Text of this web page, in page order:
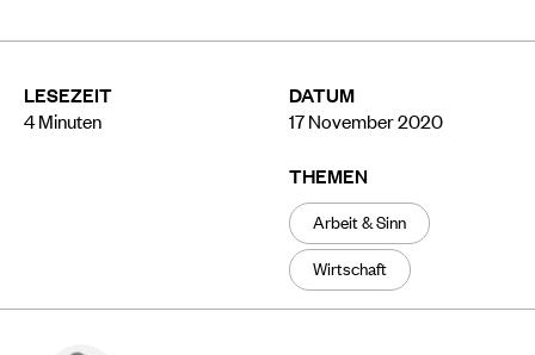
LESEZEIT
4Minuten
DATUM
17 November 2020
THEMEN
Arbeit & Sinn
Wirtschaft